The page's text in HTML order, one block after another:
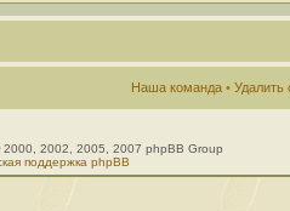
Наша команда •
2000, 2002, 2005, 2007 phpBB Group
поддержка phpBB